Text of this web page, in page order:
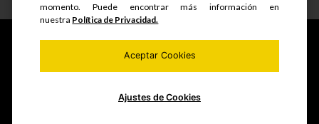
equipos mineros e industriales, trabajos de maestranza
momento. Puede encontrar más información en
nuestra Política de Privacidad.
Aceptar Cookies
Ajustes de Cookies